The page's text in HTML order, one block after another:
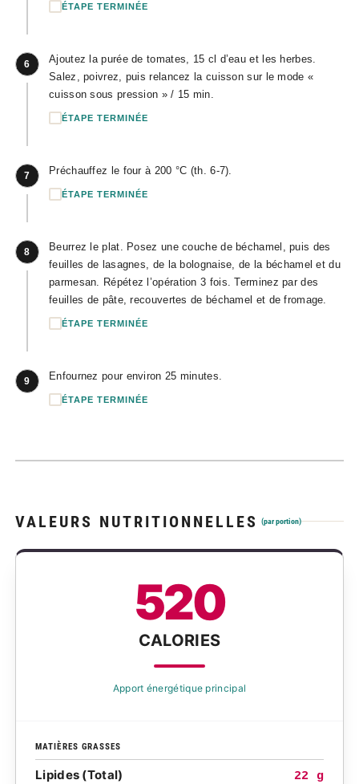
ÉTAPE TERMINÉE
6
Ajoutez la purée de tomates, 15 cl d’eau et les herbes.
Salez, poivrez, puis relancez la cuisson sur le mode «
cuisson sous pression » / 15 min.
ÉTAPE TERMINÉE
7 Préchauffez le four à 200 °C (th. 6-7).
ÉTAPE TERMINÉE
8
Beurrez le plat. Posez une couche de béchamel, puis des
feuilles de lasagnes, de la bolognaise, de la béchamel et du
parmesan. Répétez l’opération 3 fois. Terminez par des
feuilles de pâte, recouvertes de béchamel et de fromage.
ÉTAPE TERMINÉE
9 Enfournez pour environ 25 minutes.
ÉTAPE TERMINÉE
VALEURS NUTRITIONNELLES (par portion)
520
CALORIES
Apport énergétique principal
MATIÈRES GRASSES
Lipides (Total)
22 g